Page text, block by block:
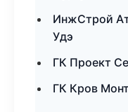
ИнжСтрой
Удэ
ГК Проект
ГК Кров